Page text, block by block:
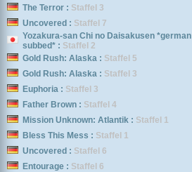
The Terror : Staffel 3
Uncovered : Staffel 7
Yozakura-san Chi no Daisakusen *german
subbed* : Staffel 2
Gold Rush: Alaska : Staffel 5
Gold Rush: Alaska : Staffel 3
Euphoria : Staffel 3
Father Brown : Staffel 4
Mission Unknown: Atlantik : Staffel 1
Bless This Mess : Staffel 1
Uncovered : Staffel 6
Entourage : Staffel 6